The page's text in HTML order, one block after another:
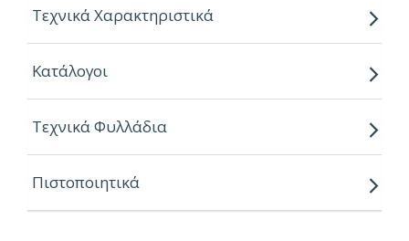
Τεχνικά Χαρακτηριστικά
Παραγόμενο μήκος:
Παραγόμενο πλάτος:2.07m
Πάχος: 8,16,18,25mm
Κατάλογοι
Τεχνικά Φυλλάδια
Πιστοποιητικά